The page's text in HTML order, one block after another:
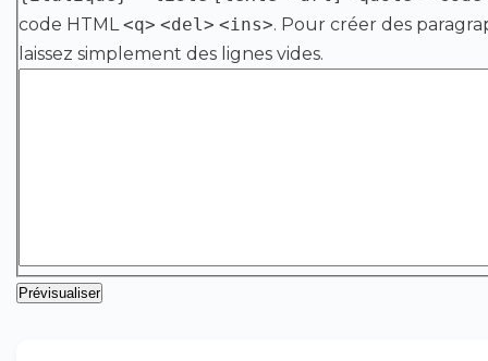
code HTML<q> <del> <ins>. Pour créer des
laissez simplement des lignes vides.